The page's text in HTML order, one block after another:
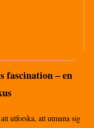
fascination – en
utforska, att utmana sig